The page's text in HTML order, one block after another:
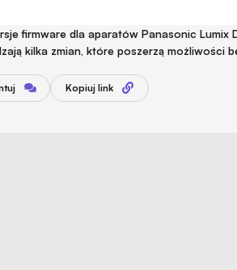
firmware dla aparatów Panasonic Lumix
kilka zmian, które poszerzą możliwości
Kopiuj link